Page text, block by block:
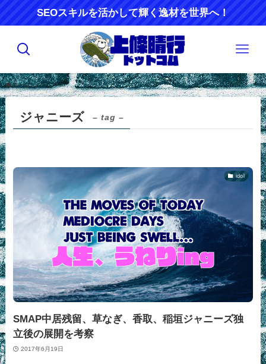
SEOスキルを活かして輝く逸材を世界へ！
ホーム ジャニーズ
ジャニーズ – tag –
idol
SMAP中居残留、草なぎ、香取、稲垣ジャニーズ独
立後の展開を考察
2017年6月19日